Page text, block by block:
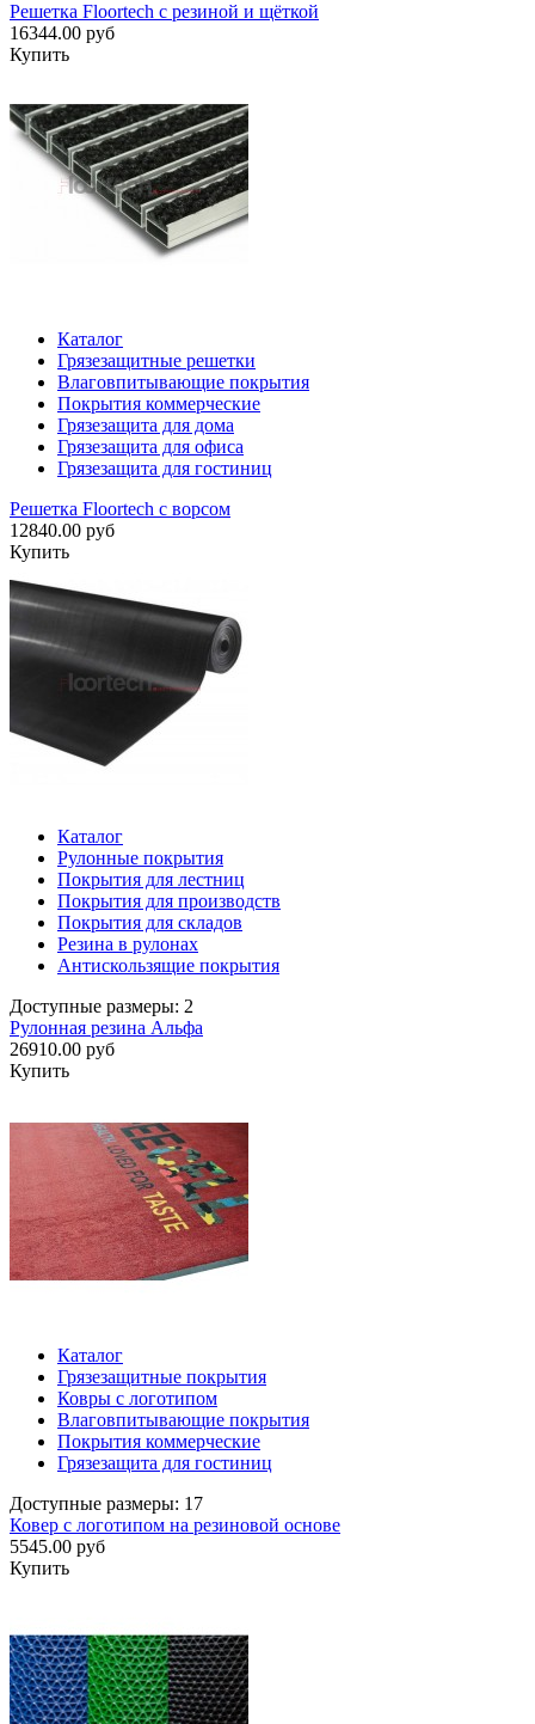
Решетка Floortech с резиной и щёткой
16344.00 руб
Купить
Каталог
Грязезащитные решетки
Влаговпитывающие покрытия
Покрытия коммерческие
Грязезащита для дома
Грязезащита для офиса
Грязезащита для гостиниц
Решетка Floortech с ворсом
12840.00 руб
Купить
Каталог
Рулонные покрытия
Покрытия для лестниц
Покрытия для производств
Покрытия для складов
Резина в рулонах
Антискользящие покрытия
Доступные размеры: 2
Рулонная резина Альфа
26910.00 руб
Купить
Каталог
Грязезащитные покрытия
Ковры с логотипом
Влаговпитывающие покрытия
Покрытия коммерческие
Грязезащита для гостиниц
Доступные размеры: 17
Ковер с логотипом на резиновой основе
5545.00 руб
Купить